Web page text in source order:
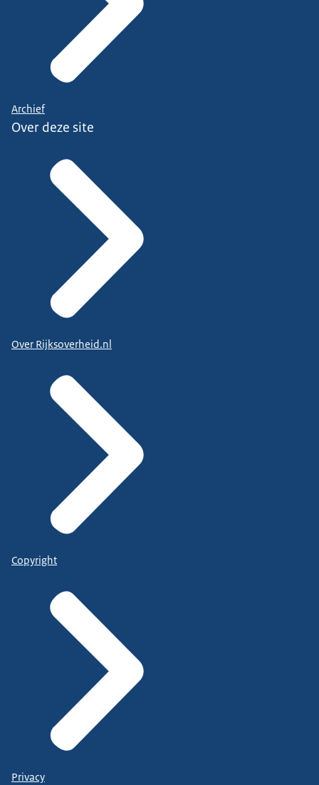
Archief
Over deze site
Over Rijksoverheid.nl
Copyright
Privacy